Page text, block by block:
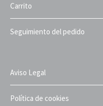
Carrito
Seguimiento del pedido
Aviso Legal
Política de cookies